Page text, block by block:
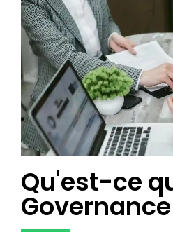
Qu'est-ce
Governance